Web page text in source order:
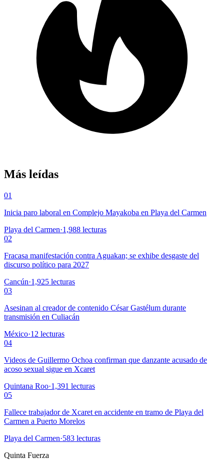
Más leídas
01
Inicia paro laboral en Complejo Mayakoba en Playa del Carmen
Playa del Carmen·1,988 lecturas
02
Fracasa manifestación contra Aguakan; se exhibe desgaste del
discurso político para 2027
Cancún·1,925 lecturas
03
Asesinan al creador de contenido César Gastélum durante
transmisión en Culiacán
México·12 lecturas
04
Videos de Guillermo Ochoa confirman que danzante acusado de
acoso sexual sigue en Xcaret
Quintana Roo·1,391 lecturas
05
Fallece trabajador de Xcaret en accidente en tramo de Playa del
Carmen a Puerto Morelos
Playa del Carmen·583 lecturas
Quinta Fuerza